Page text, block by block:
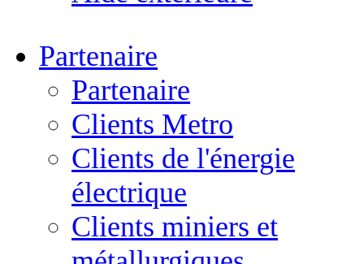
Partenaire
Partenaire
Clients Metro
Clients de l'énergie
électrique
Clients miniers et